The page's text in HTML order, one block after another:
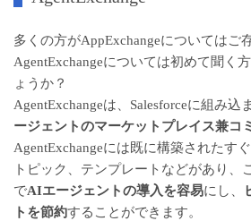
多くの方がAppExchangeについてはご
AgentExchangeについては初めて聞く
ょうか？
AgentExchangeは、Salesforceに組み込
ージェントのマーケットプレイス兼コ
AgentExchangeには既に構築されたす
トピック、テンプレートなどがあり、
でAIエージェントの導入を容易にし、
トを節約することができます。